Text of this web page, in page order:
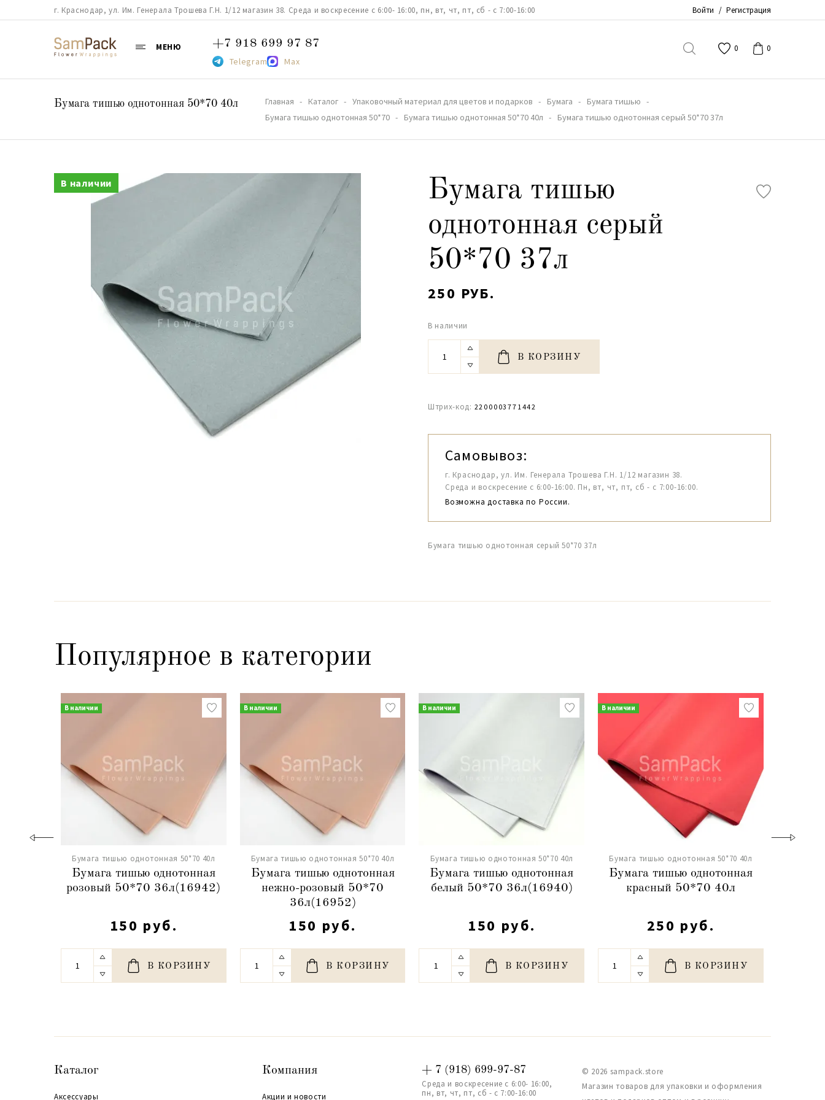
г. Краснодар, ул. Им. Генерала Трошева Г.Н. 1/12 магазин 38. Среда и воскресение с 6:00- 16:00, пн, вт, чт, пт, сб - с 7:00-16:00 Войти / Регистрация
МЕНЮ +7 918 699 97 87
Telegram Max
0 0
Бумага тишью однотонная 50*70 40л Главная Каталог Упаковочный материал для цветов и подарков Бумага
Бумага тишью
Бумага тишью однотонная 50*70
Бумага тишью однотонная 50*70 40л Бумага тишью однотонная серый 50*70 37л
В наличии
Бумага тишью
однотонная серый
50*70 37л
250 РУБ.
В наличии
В КОРЗИНУ
Штрих-код: 2200003771442
Самовывоз:
г. Краснодар, ул. Им. Генерала Трошева Г.Н. 1/12 магазин 38.
Среда и воскресение с 6:00-16:00. Пн, вт, чт, пт, сб - с 7:00-16:00.
Возможна доставка по России.
Бумага тишью однотонная серый 50*70 37л
Популярное в категории
В наличии
Бумага тишью однотонная 50*70 40л
Бумага тишью однотонная
розовый 50*70 36л(16942)
150 руб.
В КОРЗИНУ
В наличии
Бумага тишью однотонная 50*70 40л
Бумага тишью однотонная
нежно-розовый 50*70
36л(16952)
150 руб.
В КОРЗИНУ
В наличии
Бумага тишью однотонная 50*70 40л
Бумага тишью однотонная
белый 50*70 36л(16940)
150 руб.
В КОРЗИНУ
В наличии
Бумага тишью однотонная 50*70 40л
Бумага тишью однотонная
красный 50*70 40л
250 руб.
В КОРЗИНУ
Каталог
Аксессуары
Компания
Акции и новости
+ 7 (918) 699-97-87
Среда и воскресение с 6:00- 16:00,
пн, вт, чт, пт, сб - с 7:00-16:00
© 2026 sampack.store
Магазин товаров для упаковки и оформления